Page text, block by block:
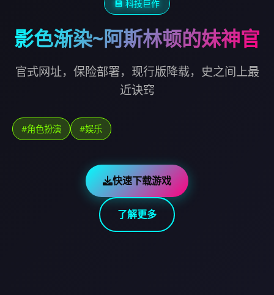
💾 科技巨作
影色渐染~阿斯林顿的妹神官
官式网址，保险部署，现行版降载，史之间上最
近诀窍
#角色扮演 #娱乐
快速下载游戏
了解更多